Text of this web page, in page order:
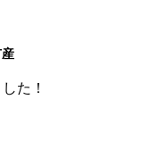
た！